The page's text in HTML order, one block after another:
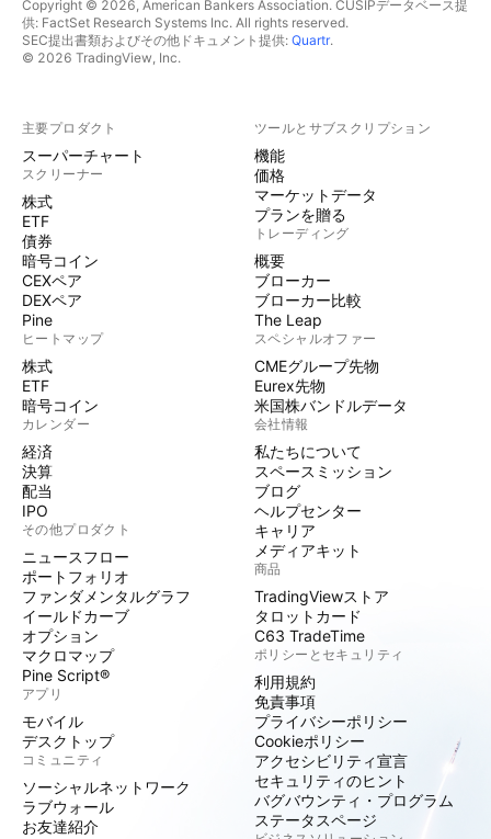
Copyright © 2026, American Bankers Association. CUSIPデータベース提
供: FactSet Research Systems Inc. All rights reserved.
SEC提出書類およびその他ドキュメント提供: Quartr.
© 2026 TradingView, Inc.
主要プロダクト
スーパーチャート
スクリーナー
株式
ETF
債券
暗号コイン
CEXペア
DEXペア
Pine
ヒートマップ
株式
ETF
暗号コイン
カレンダー
経済
決算
配当
IPO
その他プロダクト
ニュースフロー
ポートフォリオ
ファンダメンタルグラフ
イールドカーブ
オプション
マクロマップ
Pine Script®
アプリ
モバイル
デスクトップ
コミュニティ
ソーシャルネットワーク
ラブウォール
お友達紹介
ツールとサブスクリプション
機能
価格
マーケットデータ
プランを贈る
トレーディング
概要
ブローカー
ブローカー比較
The Leap
スペシャルオファー
CMEグループ先物
Eurex先物
米国株バンドルデータ
会社情報
私たちについて
スペースミッション
ブログ
ヘルプセンター
キャリア
メディアキット
商品
TradingViewストア
タロットカード
C63 TradeTime
ポリシーとセキュリティ
利用規約
免責事項
プライバシーポリシー
Cookieポリシー
アクセシビリティ宣言
セキュリティのヒント
バグバウンティ・プログラム
ステータスページ